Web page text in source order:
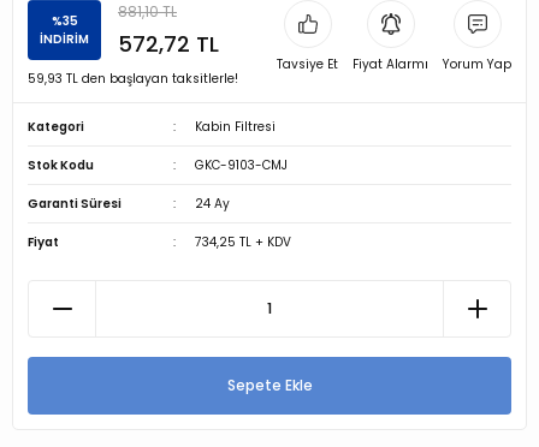
%35
İNDİRİM
881,10 TL
572,72 TL
59,93 TL den başlayan taksitlerle!
Tavsiye Et Fiyat Alarmı Yorum Yap
Kategori Kabin Filtresi
Stok Kodu GKC-9103-CMJ
Garanti Süresi 24 Ay
Fiyat 734,25 TL + KDV
Sepete Ekle